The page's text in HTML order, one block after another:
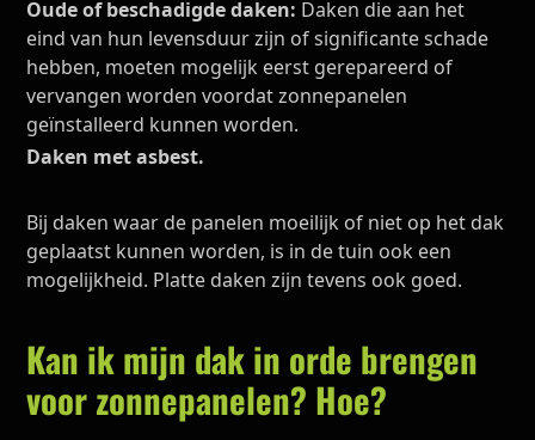
Oude of beschadigde daken: Daken die aan het
eind van hun levensduur zijn of significante schade
hebben, moeten mogelijk eerst gerepareerd of
vervangen worden voordat zonnepanelen
geïnstalleerd kunnen worden.
Daken met asbest.
Bij daken waar de panelen moeilijk of niet op het dak
geplaatst kunnen worden, is in de tuin ook een
mogelijkheid. Platte daken zijn tevens ook goed.
Kan ik mijn dak in orde brengen
voor zonnepanelen? Hoe?